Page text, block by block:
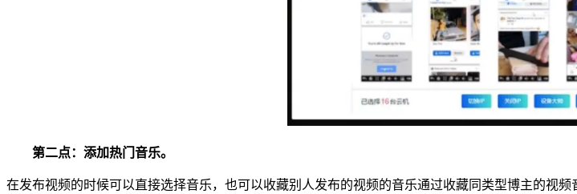
第二点：添加热门音乐。
在发布视频的时候可以直接选择音乐，也可以收藏别人发布的视频的音乐通过收藏同类型博主的视